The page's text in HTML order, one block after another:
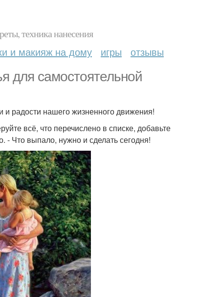
техника нанесения
и макияж на дому игры отзывы
для самостоятельной
и радости нашего жизненного движения!
всё, что перечислено в списке, добавьте
- Что выпало, нужно и сделать сегодня!